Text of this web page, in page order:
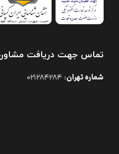
تماس جهت دریافت
شماره تهران:
021284284